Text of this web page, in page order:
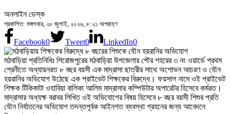
অনলাইন ডেস্ক
প্রকাশিত: মঙ্গলবার, ২৮ জুলাই, ২০২৬, ৮:২১ অপরাহ্ণ
Facebook0 Tweet0 LinkedIn0
মঠবাড়িয়া প্রতিনিধিঃ পিরোজপুরের মঠবাড়িয়া উপজেলার পৌর শহরের ৩ নং ওয়ার্ডে প্রথম
শ্রেনীতে অধ্যায়নরত ৮ বছর বয়সী এক মাদ্রাসা ছাত্রীর সাথে অশোভন আচরণ ও যৌন
হয়রানির অভিযোগ উঠেছে এক প্রাইভেট শিক্ষকের বিরুদ্ধে। ফয়সাল নামে ওই প্রাইভেট
শিক্ষক টিকিকাটা ওহাবিয়া বালিকা আলিম মাদ্রাসার কম্পিউটার অপারেটর হিসেবে কর্মরত।
মাদ্রাসার অধ্যক্ষ বরাবর লিখিত ওই অভিযোগের বিষয় হিসেবে ৮ বছর বয়সী শিশুর প্রতি
যৌন নির্যাতনের অভিযোগ তদন্তপূর্বক আইনগত ব্যবস্থা গ্রহনের জন্য আবেদনে